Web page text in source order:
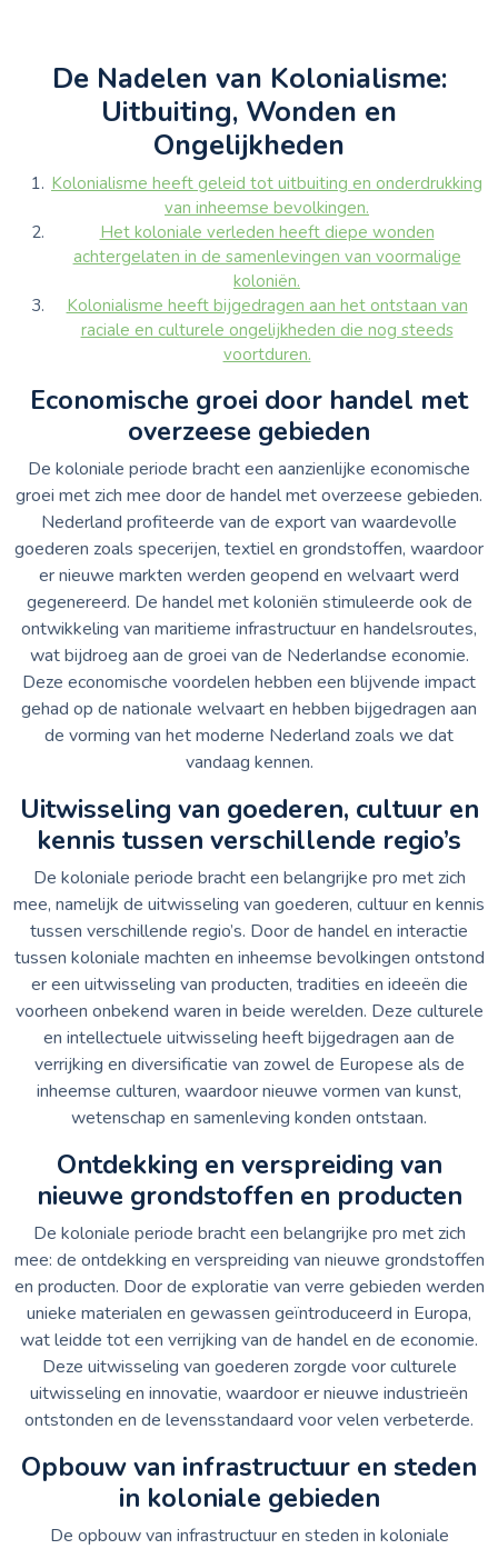
De Nadelen van Kolonialisme:
Uitbuiting, Wonden en
Ongelijkheden
Kolonialisme heeft geleid tot uitbuiting en onderdrukking
van inheemse bevolkingen.
Het koloniale verleden heeft diepe wonden
achtergelaten in de samenlevingen van voormalige
koloniën.
Kolonialisme heeft bijgedragen aan het ontstaan van
raciale en culturele ongelijkheden die nog steeds
voortduren.
Economische groei door handel met
overzeese gebieden
De koloniale periode bracht een aanzienlijke economische
groei met zich mee door de handel met overzeese gebieden.
Nederland profiteerde van de export van waardevolle
goederen zoals specerijen, textiel en grondstoffen, waardoor
er nieuwe markten werden geopend en welvaart werd
gegenereerd. De handel met koloniën stimuleerde ook de
ontwikkeling van maritieme infrastructuur en handelsroutes,
wat bijdroeg aan de groei van de Nederlandse economie.
Deze economische voordelen hebben een blijvende impact
gehad op de nationale welvaart en hebben bijgedragen aan
de vorming van het moderne Nederland zoals we dat
vandaag kennen.
Uitwisseling van goederen, cultuur en
kennis tussen verschillende regio’s
De koloniale periode bracht een belangrijke pro met zich
mee, namelijk de uitwisseling van goederen, cultuur en kennis
tussen verschillende regio’s. Door de handel en interactie
tussen koloniale machten en inheemse bevolkingen ontstond
er een uitwisseling van producten, tradities en ideeën die
voorheen onbekend waren in beide werelden. Deze culturele
en intellectuele uitwisseling heeft bijgedragen aan de
verrijking en diversificatie van zowel de Europese als de
inheemse culturen, waardoor nieuwe vormen van kunst,
wetenschap en samenleving konden ontstaan.
Ontdekking en verspreiding van
nieuwe grondstoffen en producten
De koloniale periode bracht een belangrijke pro met zich
mee: de ontdekking en verspreiding van nieuwe grondstoffen
en producten. Door de exploratie van verre gebieden werden
unieke materialen en gewassen geïntroduceerd in Europa,
wat leidde tot een verrijking van de handel en de economie.
Deze uitwisseling van goederen zorgde voor culturele
uitwisseling en innovatie, waardoor er nieuwe industrieën
ontstonden en de levensstandaard voor velen verbeterde.
Opbouw van infrastructuur en steden
in koloniale gebieden
De opbouw van infrastructuur en steden in koloniale